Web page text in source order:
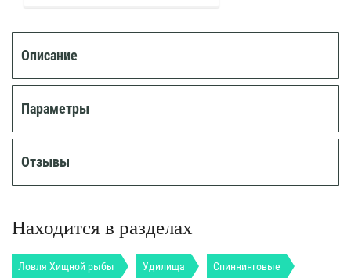
Описание
Параметры
Отзывы
Находится в разделах
Ловля Хищной рыбы Удилища Спиннинговые